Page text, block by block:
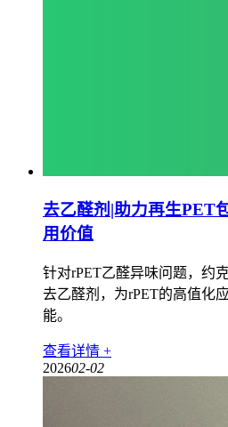
去乙醛剂|助力再生PET
用价值
针对rPET乙醛异味问题，约
去乙醛剂，为rPET的高值化
能。
查看详情 +
202602-02